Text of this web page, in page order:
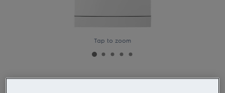
Tap to zoom
ESF9552LOW